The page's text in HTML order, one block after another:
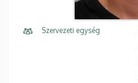
Szervezeti egység